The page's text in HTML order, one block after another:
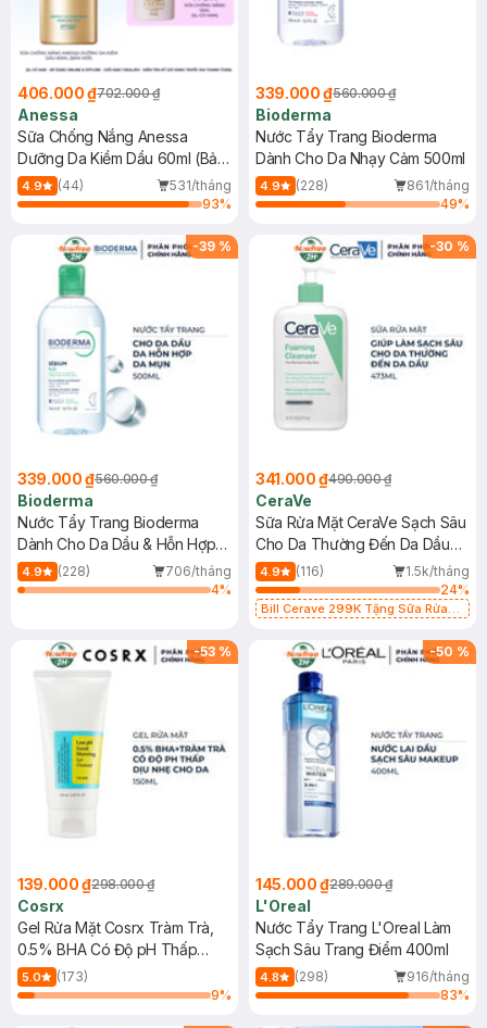
406.000 ₫702.000 ₫
Anessa
Sữa Chống Nắng Anessa
Dưỡng Da Kiềm Dầu 60ml (Bản
Mới)
4.9 (44)
531/tháng
93%
339.000 ₫560.000 ₫
Bioderma
Nước Tẩy Trang Bioderma
Dành Cho Da Nhạy Cảm 500ml
4.9 (228)
861/tháng
49%
-39 %
339.000 ₫560.000 ₫
Bioderma
Nước Tẩy Trang Bioderma
Dành Cho Da Dầu & Hỗn Hợp
500ml
4.9 (228)
706/tháng
4%
-30 %
341.000 ₫490.000 ₫
CeraVe
Sữa Rửa Mặt CeraVe Sạch Sâu
Cho Da Thường Đến Da Dầu
473ml
4.9 (116)
1.5k/tháng
24%
Bill Cerave 299K Tặng Sữa Rửa
-53 %
139.000 ₫298.000 ₫
Cosrx
Gel Rửa Mặt Cosrx Tràm Trà,
0.5% BHA Có Độ pH Thấp
150ml
5.0
(173)
9%
-50 %
145.000 ₫289.000 ₫
L'Oreal
Nước Tẩy Trang L'Oreal Làm
Sạch Sâu Trang Điểm 400ml
4.8 (298)
916/tháng
83%